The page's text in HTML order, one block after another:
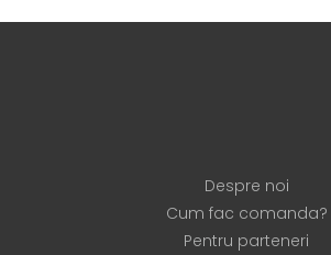
Despre noi
Cum fac comanda?
Pentru parteneri